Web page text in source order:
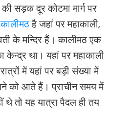
सड़क दूर कोटमा मार्ग पर
कालीमठहै जहां पर महाकाली,
के मन्दिर हैं। कालीमठ एक
केन्द्र था। यहां पर महाकाली
में यहां पर बड़ी संख्या में
को आते हैं। प्राचीन समय में
थे तो यह यात्रा पैदल ही तय